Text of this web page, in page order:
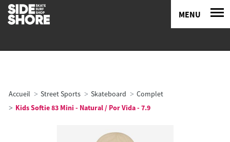
MENU
Accueil Street Sports Skateboard
Complet
Kids Softie 83 Mini - Natural / Por Vida - 7.9